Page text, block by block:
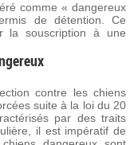
comme « dangereux
de détention. Ce
la souscription à une
contre les chiens
suite à la loi du 20
par des traits
il est impératif de